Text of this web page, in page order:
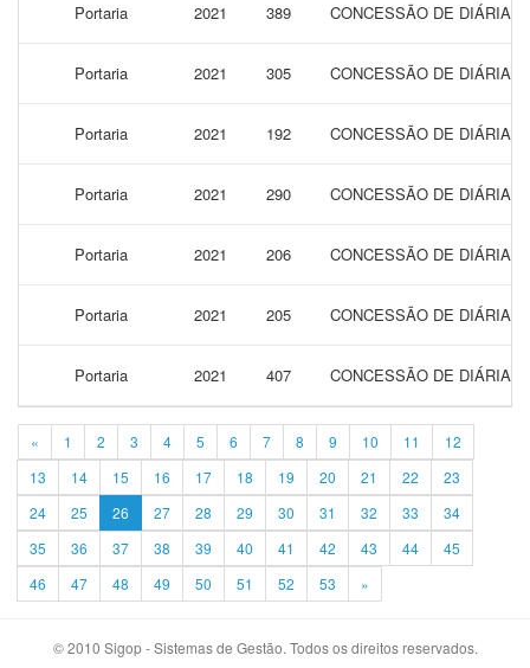
Portaria 2021 389 CONCESSÃO DE DIÁRIAS
Portaria 2021 305 CONCESSÃO DE DIÁRIAS
Portaria 2021 192 CONCESSÃO DE DIÁRIAS
Portaria 2021 290 CONCESSÃO DE DIÁRIAS
Portaria 2021 206 CONCESSÃO DE DIÁRIAS
Portaria 2021 205 CONCESSÃO DE DIÁRIAS
Portaria 2021 407 CONCESSÃO DE DIÁRIAS
« 1 2 3 4 5 6 7 8 9 10 11
12
13
14 15 16 17 18 19 20 21 22
23
24
25 26 27 28 29 30 31 32 33
34
35
36 37 38 39 40 41 42 43 44
45
46
47 48 49 50 51 52 53 »
© 2010 Sigop - Sistemas de Gestão. Todos os direitos reservados.